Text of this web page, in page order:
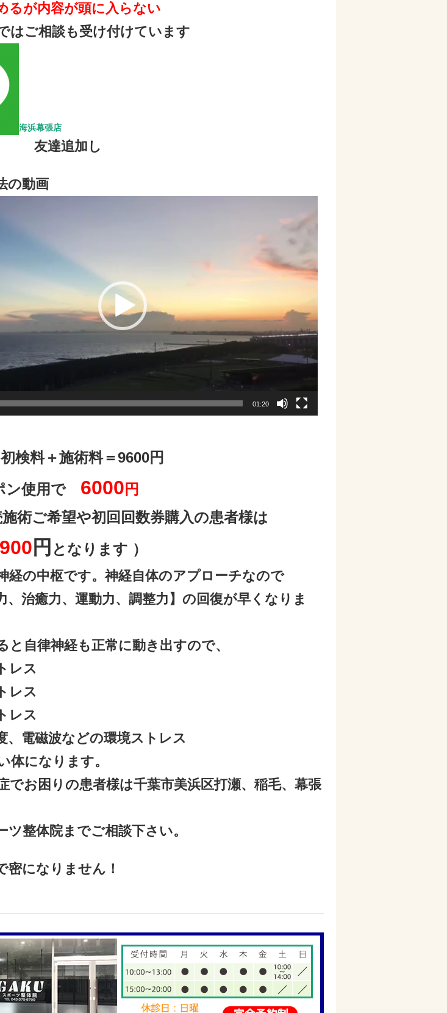
るが内容が頭に入らない
はご相談も受け付けています
海浜幕張店
友達追加し
の動画
01:20
検料＋施術料＝9600円
ン使用で 6000 円
術ご希望や初回回数券購入の患者様は
円 となります ）
経の中枢です。神経自体のアプローチなので
、治癒力、運動力、調整力】の回復が早くなりま
と自律神経も正常に動き出すので、
レス
レス
レス
、電磁波などの環境ストレス
体になります。
でお困りの患者様は千葉市美浜区打瀬、稲毛、幕張
ツ整体院までご相談下さい。
密になりません！